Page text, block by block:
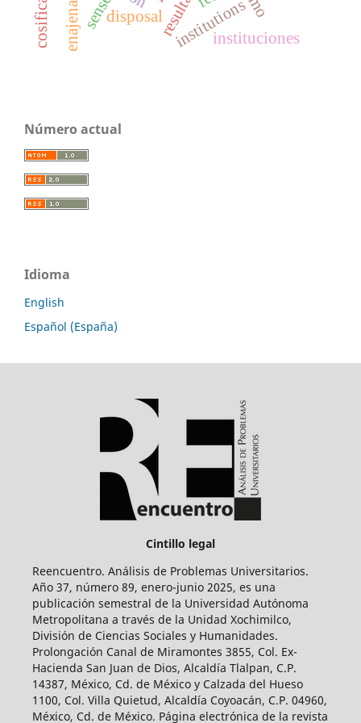
institutionsinstituciones
disposal
sense
Número actual
Idioma
English
Español (España)
Cintillo legal
Reencuentro. Análisis de Problemas Universitarios.
Año 37, número 89, enero-junio 2025, es una
publicación semestral de la Universidad Autónoma
Metropolitana a través de la Unidad Xochimilco,
División de Ciencias Sociales y Humanidades.
Prolongación Canal de Miramontes 3855, Col. Ex-
Hacienda San Juan de Dios, Alcaldía Tlalpan, C.P.
14387, México, Cd. de México y Calzada del Hueso
1100, Col. Villa Quietud, Alcaldía Coyoacán, C.P. 04960,
México, Cd. de México. Página electrónica de la revista